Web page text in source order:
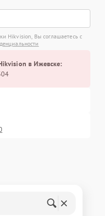
Hikvision, Вы соглашаетесь с
в Ижевске: